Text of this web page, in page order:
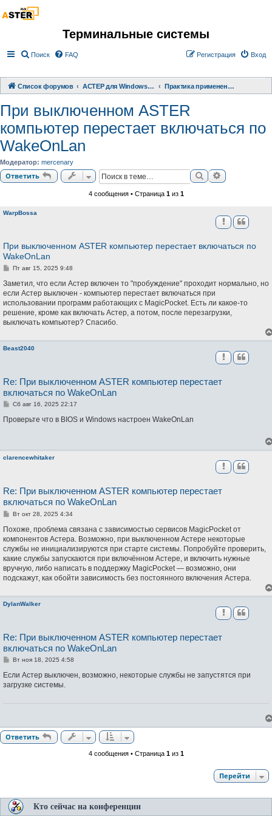
Терминальные системы
Поиск FAQ Вход
Регистрация
Список форумов АСТЕР для Windows 2000/XP/ 7/ 8/ 10 Практика применения АСТЕР
При выключенном ASTER
компьютер перестает включаться по
WakeOnLan
Модератор: mercenary
Ответить Поиск
4 сообщения • Страница 1из 1
WarpBossa
При выключенном ASTER компьютер перестает включаться по
WakeOnLan
С
о
щ
е
н
е
Пт авг 15, 2025 9:48
Заметил, что если Астер включен то "пробуждение" проходит нормально, но
если Астер выключен - компьютер перестает включаться при
использовании программ работающих с MagicPocket. Есть ли какое-то
решение, кроме как включать Астер, а потом, после перезагрузки,
выключать компьютер? Спасибо.
Beast2040
Re: При выключенном ASTER компьютер перестает
включаться по WakeOnLan
С
о
е
Сб авг 16, 2025 22:17
Проверьте что в BIOS и Windows настроен WakeOnLan
clarencewhitaker
Re: При выключенном ASTER компьютер перестает
включаться по WakeOnLan
С
о
щ
е
н
е
Вт окт 28, 2025 4:34
Похоже, проблема связана с зависимостью сервисов MagicPocket от
компонентов Астера. Возможно, при выключенном Астере некоторые
службы не инициализируются при старте системы. Попробуйте проверить,
какие службы запускаются при включённом Астере, и включить нужные
вручную, либо написать в поддержку MagicPocket — возможно, они
подскажут, как обойти зависимость без постоянного включения Астера.
DylanWalker
Re: При выключенном ASTER компьютер перестает
включаться по WakeOnLan
С
о
щ
н
Вт ноя 18, 2025 4:58
Если Астер выключен, возможно, некоторые службы не запустятся при
загрузке системы.
Ответить
4 сообщения • Страница 1из 1
Перейти
Кто сейчас на конференции